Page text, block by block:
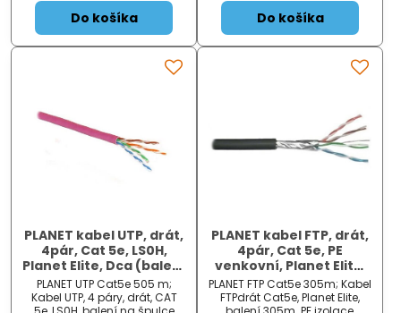
Do košíka Do košíka
PLANET kabel UTP, drát,
4pár, Cat 5e, LS0H,
Planet Elite, Dca (balení
505m) fialový
PLANET UTP Cat5e 505 m;
Kabel UTP, 4 páry, drát, CAT
PLANET kabel FTP, drát,
4pár, Cat 5e, PE
venkovní, Planet Elite,
Dca (balení 305m)
PLANET FTP Cat5e 305m; Kabel
FTPdrát Cat5e, Planet Elite,